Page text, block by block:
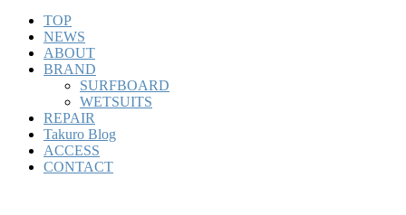
TOP
NEWS
ABOUT
BRAND
SURFBOARD
WETSUITS
REPAIR
Takuro Blog
ACCESS
CONTACT